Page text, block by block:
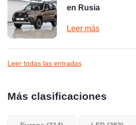
en Rusia
Leer más
Leer todas las entradas
Más clasificaciones